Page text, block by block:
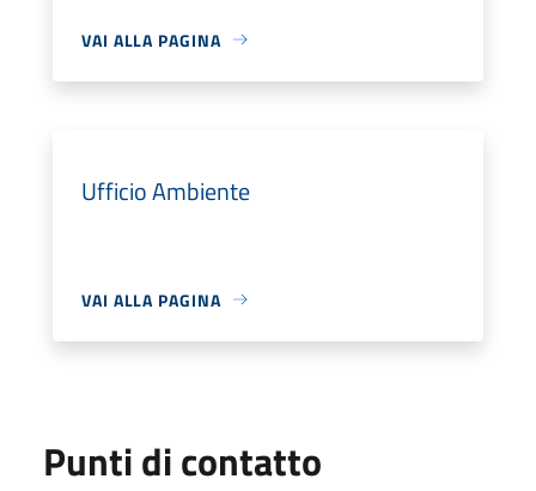
VAI ALLA PAGINA
Ufficio Ambiente
VAI ALLA PAGINA
Punti di contatto